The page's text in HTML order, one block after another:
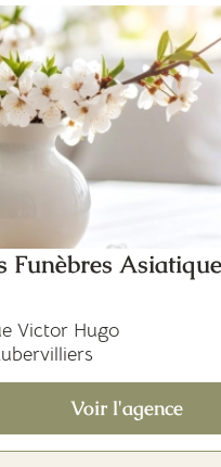
Funèbres
Victor Hugo
Voir l'agence